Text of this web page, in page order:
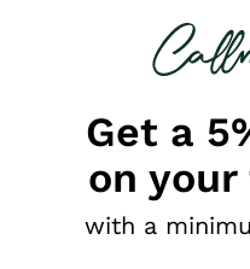
looking for
Get a
on
with a